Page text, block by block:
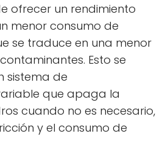
ofrecer un rendimiento
menor consumo de
se traduce en una menor
Esto se
sistema de
que apaga la
cuando no es necesario,
y el consumo de